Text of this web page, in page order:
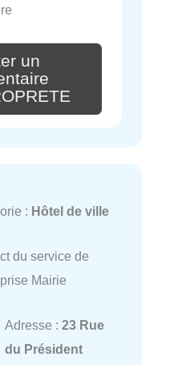
un
: Hôtel de ville
du service de
Mairie
Adresse : 23 Rue
du Président